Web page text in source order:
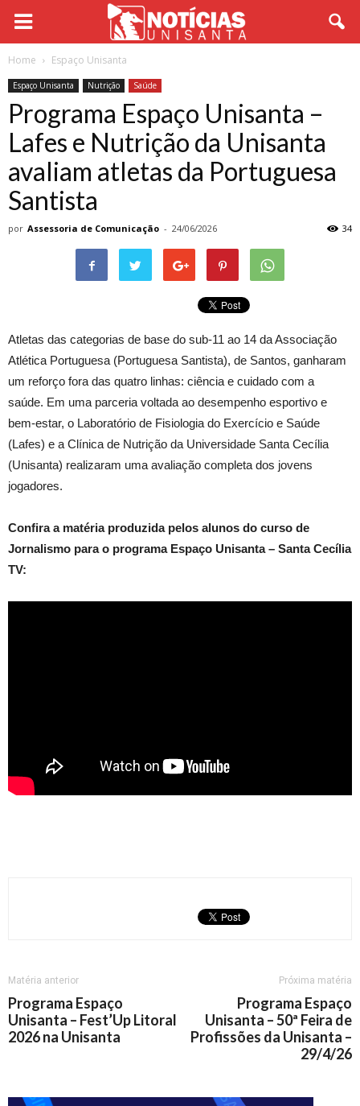
Home Espaço Unisanta
Espaço Unisanta Nutrição Saúde
Programa Espaço Unisanta –
Lafes e Nutrição da Unisanta
avaliam atletas da Portuguesa
Santista
por Assessoria de Comunicação - 24/06/2026 34
Atletas das categorias de base do sub-11 ao 14 da Associação
Atlética Portuguesa (Portuguesa Santista), de Santos, ganharam
um reforço fora das quatro linhas: ciência e cuidado com a
saúde. Em uma parceria voltada ao desempenho esportivo e
bem-estar, o Laboratório de Fisiologia do Exercício e Saúde
(Lafes) e a Clínica de Nutrição da Universidade Santa Cecília
(Unisanta) realizaram uma avaliação completa dos jovens
jogadores.
Confira a matéria produzida pelos alunos do curso de
Jornalismo para o programa Espaço Unisanta – Santa Cecília
TV:
Matéria anterior
Programa Espaço
Unisanta – Fest’Up Litoral
2026 na Unisanta
Próxima matéria
Programa Espaço
Unisanta – 50ª Feira de
Profissões da Unisanta –
29/4/26